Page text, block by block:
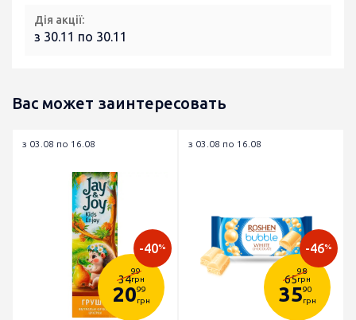
Дія акції:
з 30.11 по 30.11
Вас может заинтересовать
з 03.08 по 16.08
34
99
грн
2099
грн
-40%
з 03.08 по 16.08
65
98
грн
3590
грн
-46%